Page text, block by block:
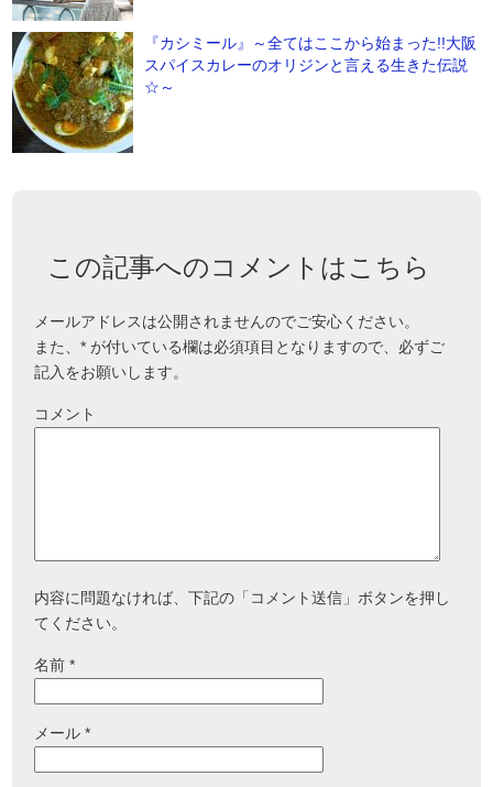
『カシミール』～全てはここから始まった!!大阪
スパイスカレーのオリジンと言える生きた伝説
☆～
この記事へのコメントはこちら
メールアドレスは公開されませんのでご安心ください。
また、* が付いている欄は必須項目となりますので、必ずご
記入をお願いします。
コメント
内容に問題なければ、下記の「コメント送信」ボタンを押し
てください。
名前*
メール*